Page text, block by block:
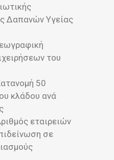
Δαπανών Υγείας
του
50
κλάδου ανά
εταιρειών
σε